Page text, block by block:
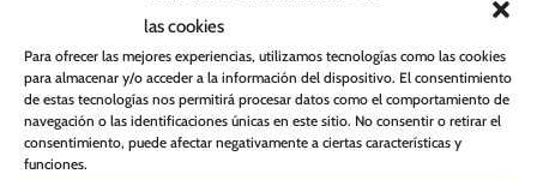
las cookies
Para ofrecer las mejores experiencias, utilizamos tecnologías como las cookies
para almacenar y/o acceder a la información del dispositivo. El consentimiento
de estas tecnologías nos permitirá procesar datos como el comportamiento de
navegación o las identificaciones únicas en este sitio. No consentir o retirar el
consentimiento, puede afectar negativamente a ciertas características y
funciones.
Enrollables Screen en Silla: Baño en color
blanco roto.
Enrollables Screen